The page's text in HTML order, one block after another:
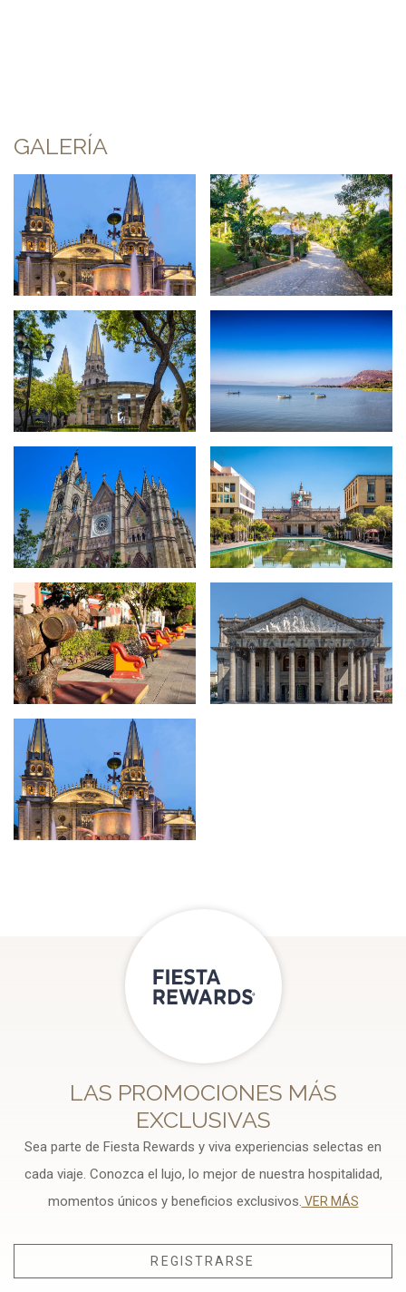
GALERÍA
LAS PROMOCIONES MÁS
EXCLUSIVAS
Sea parte de Fiesta Rewards y viva experiencias selectas en
cada viaje. Conozca el lujo, lo mejor de nuestra hospitalidad,
momentos únicos y beneficios exclusivos. VER MÁS
REGISTRARSE